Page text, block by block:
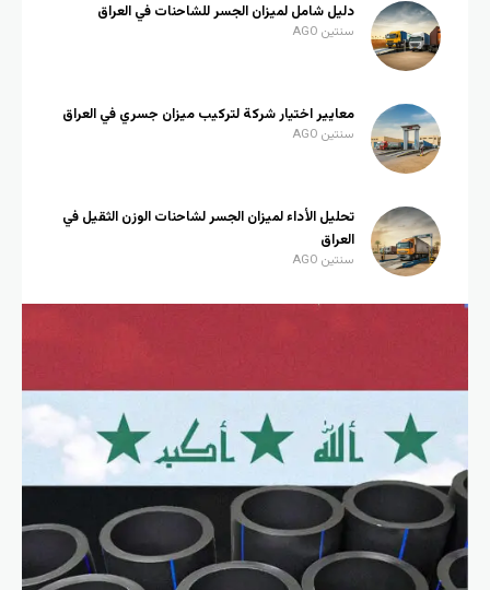
دليل شامل لميزان الجسر للشاحنات في العراق
سنتين AGO
معايير اختيار شركة لتركيب ميزان جسري في العراق
سنتين AGO
تحليل الأداء لميزان الجسر لشاحنات الوزن الثقيل في
العراق
سنتين AGO